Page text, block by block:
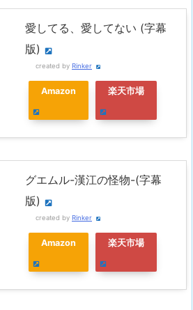
愛してる、愛してない (字幕
版)
created by Rinker
Amazon 楽天市場
グエムル-漢江の怪物-(字幕
版)
created by Rinker
Amazon 楽天市場